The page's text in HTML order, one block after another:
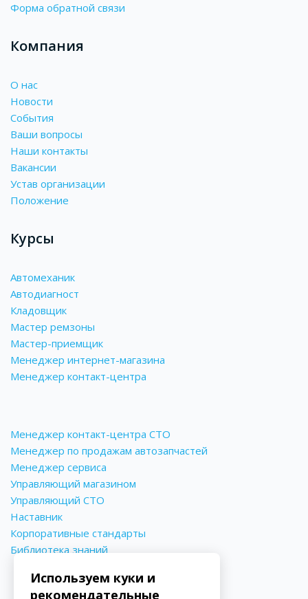
Форма обратной связи
Компания
О нас
Новости
События
Ваши вопросы
Наши контакты
Вакансии
Устав организации
Положение
Курсы
Автомеханик
Автодиагност
Кладовщик
Мастер ремзоны
Мастер-приемщик
Менеджер интернет-магазина
Менеджер контакт-центра
Менеджер контакт-центра СТО
Менеджер по продажам автозапчастей
Менеджер сервиса
Управляющий магазином
Управляющий СТО
Наставник
Корпоративные стандарты
Библиотека знаний
Используем куки и
рекомендательные